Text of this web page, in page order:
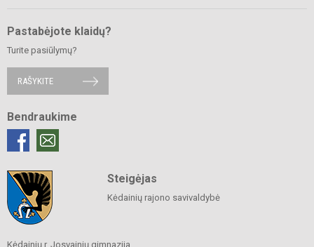
Pastabėjote klaidų?
Turite pasiūlymų?
RAŠYKITE
Bendraukime
Steigėjas
Kėdainių rajono savivaldybė
Kėdainių r. Josvainių gimnazija